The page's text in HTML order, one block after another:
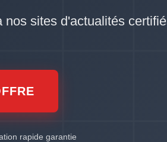
sites d'actualités
rapide garantie